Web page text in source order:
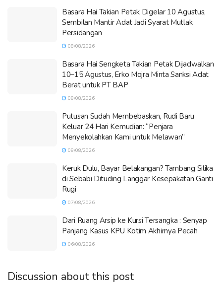
Basara Hai Takian Petak Digelar 10 Agustus,
Sembilan Mantir Adat Jadi Syarat Mutlak
Persidangan
08/08/2026
Basara Hai Sengketa Takian Petak Dijadwalkan
10–15 Agustus, Erko Mojra Minta Sanksi Adat
Berat untuk PT BAP
08/08/2026
Putusan Sudah Membebaskan, Rudi Baru
Keluar 24 Hari Kemudian: “Penjara
Menyekolahkan Kami untuk Melawan”
08/08/2026
Keruk Dulu, Bayar Belakangan? Tambang Silika
di Sebabi Dituding Langgar Kesepakatan Ganti
Rugi
07/08/2026
Dari Ruang Arsip ke Kursi Tersangka : Senyap
Panjang Kasus KPU Kotim Akhirnya Pecah
06/08/2026
Discussion about this post